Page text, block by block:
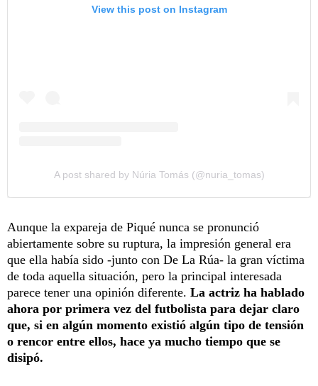
View this post on Instagram
A post shared by Núria Tomás (@nuria_tomas)
Aunque la expareja de Piqué nunca se pronunció
abiertamente sobre su ruptura, la impresión general era
que ella había sido -junto con De La Rúa- la gran víctima
de toda aquella situación, pero la principal interesada
parece tener una opinión diferente. La actriz ha hablado
ahora por primera vez del futbolista para dejar claro
que, si en algún momento existió algún tipo de tensión
o rencor entre ellos, hace ya mucho tiempo que se
disipó.